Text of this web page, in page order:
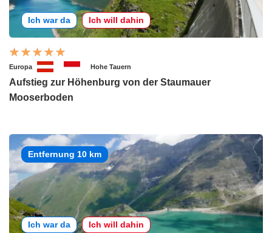
Ich war da Ich will dahin
Europa Hohe Tauern
Aufstieg zur Höhenburg von der Staumauer
Mooserboden
Entfernung 10 km
Ich war da Ich will dahin